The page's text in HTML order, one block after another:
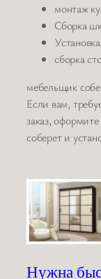
монтаж
Сборка
сборка
мебельщик
Если вам,
заказ,
соберет и
Нужна